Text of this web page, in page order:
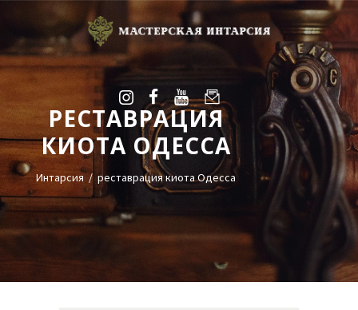
РЕСТАВРАЦИЯ
КИОТА ОДЕССА
Интарсия реставрация киота Одесса
УСЛУГИ
ГАЛЕРЕЯ
ОЦЕНКА
О НАС
БЛОГ
КОНТАКТЫ